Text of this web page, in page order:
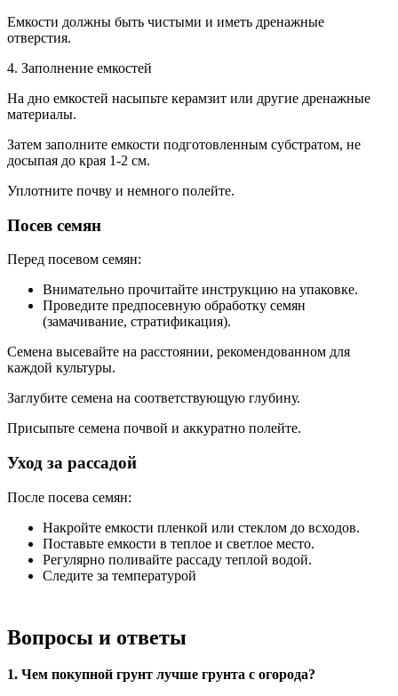
Емкости должны быть чистыми и иметь дренажные
отверстия.
4. Заполнение емкостей
На дно емкостей насыпьте керамзит или другие дренажные
материалы.
Затем заполните емкости подготовленным субстратом, не
досыпая до края 1-2 см.
Уплотните почву и немного полейте.
Посев семян
Перед посевом семян:
Внимательно прочитайте инструкцию на упаковке.
Проведите предпосевную обработку семян
(замачивание, стратификация).
Семена высевайте на расстоянии, рекомендованном для
каждой культуры.
Заглубите семена на соответствующую глубину.
Присыпьте семена почвой и аккуратно полейте.
Уход за рассадой
После посева семян:
Накройте емкости пленкой или стеклом до всходов.
Поставьте емкости в теплое и светлое место.
Регулярно поливайте рассаду теплой водой.
Следите за температурой
Вопросы и ответы
1. Чем покупной грунт лучше грунта с огорода?